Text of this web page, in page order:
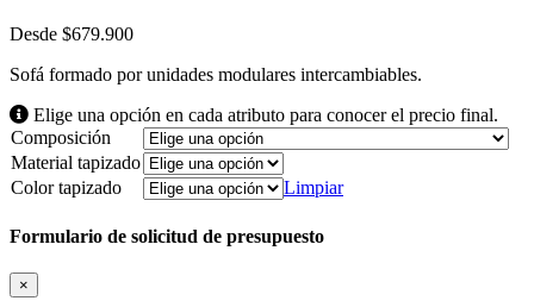
Desde $679.900
Sofá formado por unidades modulares intercambiables.
Elige una opción en cada atributo para conocer el precio final.
Composición
Material tapizado
Color tapizado
Limpiar
Formulario de solicitud de presupuesto
×